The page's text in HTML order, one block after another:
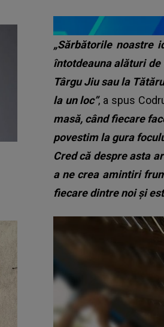
„Sărbătorile noastre
întotdeauna alături
Târgu Jiu sau la
la un loc”, a spus
masă, când fiecare
povestim la gura
Cred că despre asta
a ne crea amintiri
fiecare dintre noi și